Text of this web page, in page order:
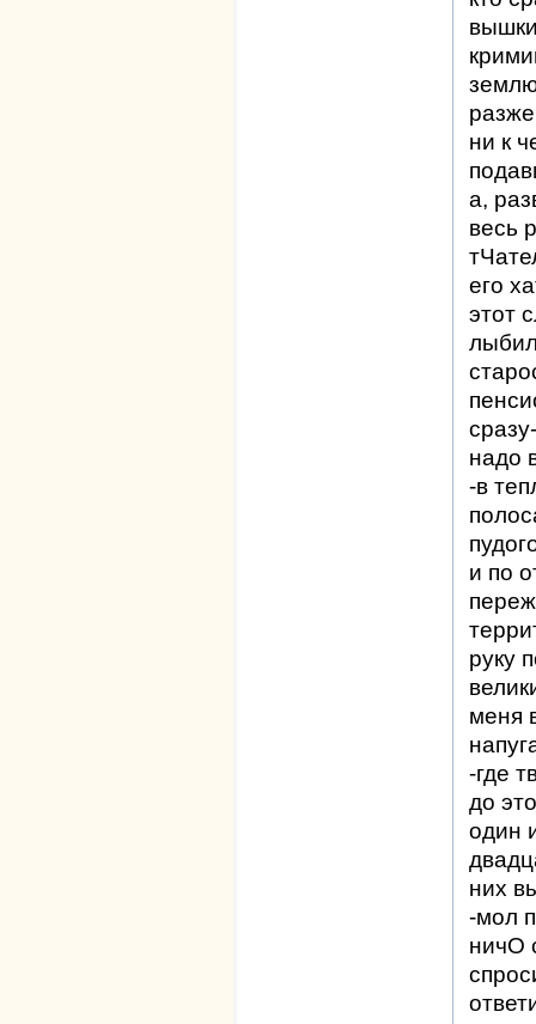
ни к
а,
весь
его
этот
надо
-в
и по
руку
меня
-где
до
один
них
-мол
ничО